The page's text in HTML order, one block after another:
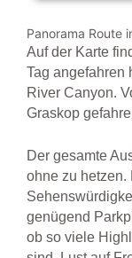
Panorama Route
Auf der Karte
Tag angefahren
River Canyon.
Graskop
Der gesamte
ohne zu hetzen.
genügend
ob so viele